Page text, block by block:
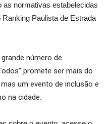
as normativas estabelecidas
Paulista de Estrada
número de
promete ser mais do
um evento de inclusão e
na cidade.